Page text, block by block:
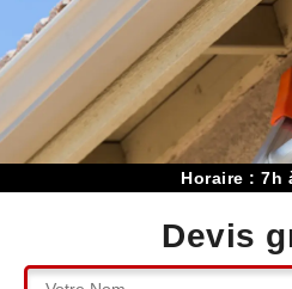
Horaire : 7h
Devis